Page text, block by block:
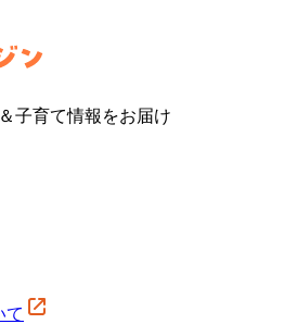
子育て情報をお届け
て